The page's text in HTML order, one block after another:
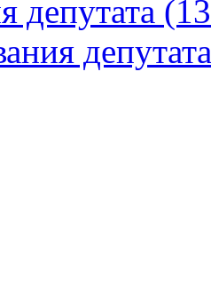
депутата
депутата